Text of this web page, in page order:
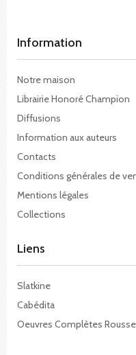
Information
Notre maison
Librairie Honoré Champion
Diffusions
Information aux auteurs
Contacts
Conditions générales de
Mentions légales
Collections
Liens
Slatkine
Cabédita
Oeuvres Complètes